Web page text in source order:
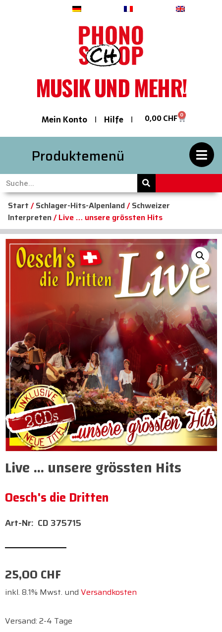
MUSIK UND MEHR!
Mein Konto Hilfe 0,00CHF 0
Produktemenü
Start /Schlager-Hits-Alpenland/Schweizer
Interpreten/ Live … unsere grössten Hits
Live … unsere grössten Hits
Oesch's die Dritten
CD 375715
25,00CHF
inkl. 8.1% Mwst. und Versandkosten
Versand: 2-4 Tage